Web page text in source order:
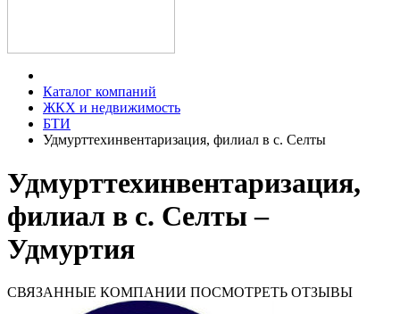
Каталог компаний
ЖКХ и недвижимость
БТИ
Удмурттехинвентаризация, филиал в с. Селты
Удмурттехинвентаризация,
филиал в с. Селты –
Удмуртия
СВЯЗАННЫЕ КОМПАНИИ ПОСМОТРЕТЬ ОТЗЫВЫ